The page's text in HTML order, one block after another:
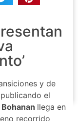
y de
el
Bohanan llega en
recorrido